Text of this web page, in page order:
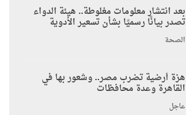
بعد انتشار معلومات مغلوطة.. هيئة الدواء
تصدر بيانًا رسميًا بشأن تسعير الأدوية
الصحة
هزة أرضية تضرب مصر.. وشعور بها في
القاهرة وعدة محافظات
عاجل